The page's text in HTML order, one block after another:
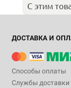
С этим
ДОСТАВКА И
Способы оплаты
Службы доставки